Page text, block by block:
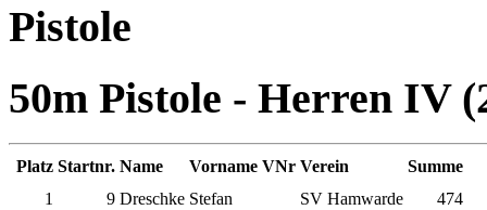
Pistole
50m Pistole - Herren IV
Platz Startnr. Name Vorname VNr Verein
Summe
1
9 Dreschke Stefan SV Hamwarde
474